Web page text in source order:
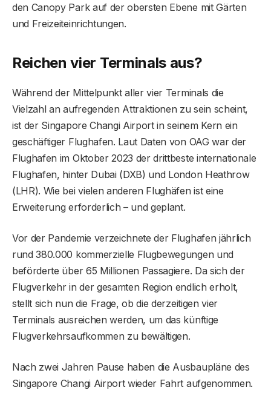
den Canopy Park auf der obersten Ebene mit Gärten
und Freizeiteinrichtungen.
Reichen vier Terminals aus?
Während der Mittelpunkt aller vier Terminals die
Vielzahl an aufregenden Attraktionen zu sein scheint,
ist der Singapore Changi Airport in seinem Kern ein
geschäftiger Flughafen. Laut Daten von OAG war der
Flughafen im Oktober 2023 der drittbeste internationale
Flughafen, hinter Dubai (DXB) und London Heathrow
(LHR). Wie bei vielen anderen Flughäfen ist eine
Erweiterung erforderlich – und geplant.
Vor der Pandemie verzeichnete der Flughafen jährlich
rund 380.000 kommerzielle Flugbewegungen und
beförderte über 65 Millionen Passagiere. Da sich der
Flugverkehr in der gesamten Region endlich erholt,
stellt sich nun die Frage, ob die derzeitigen vier
Terminals ausreichen werden, um das künftige
Flugverkehrsaufkommen zu bewältigen.
Nach zwei Jahren Pause haben die Ausbaupläne des
Singapore Changi Airport wieder Fahrt aufgenommen.